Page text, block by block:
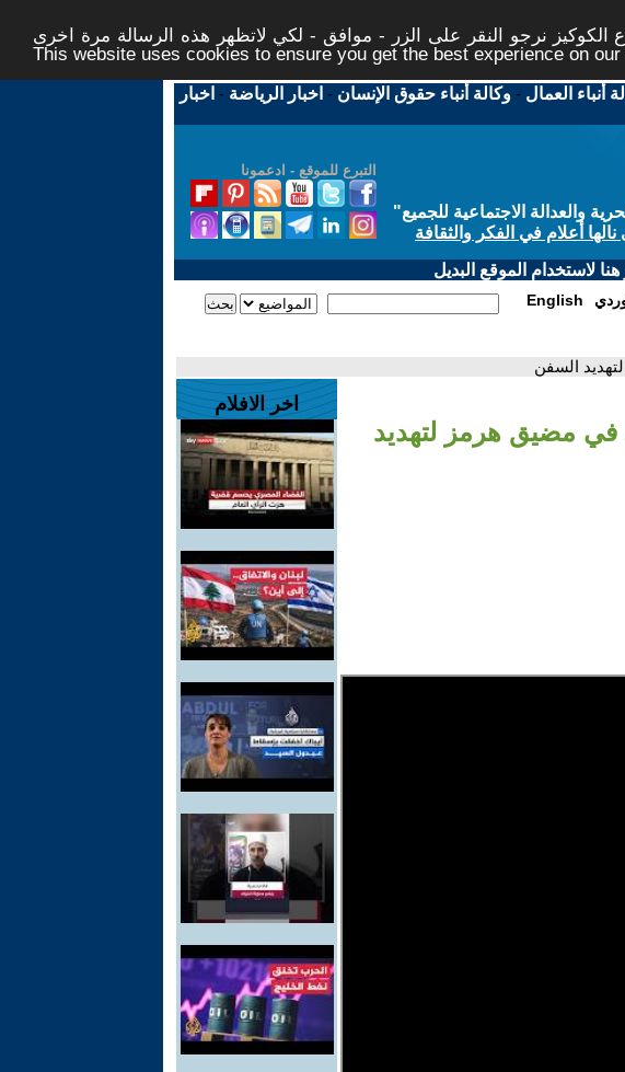
نرجو النقر على الزر - موافق - لكي لاتظهر هذه الرسالة مرة اخرى -
This website uses cookies to ensure you get the best experience on
أنباء العمال -وكالة أنباء حقوق الإنسان - اخبار الرياضة - اخبار
التبرع للموقع - ادعمونا
والعدالة الاجتماعية للجميع"
أعلام في الفكر والثقافة
لاستخدام الموقع البديل
English
السفن
في مضيق هرمز لتهديد
اخر الافلام